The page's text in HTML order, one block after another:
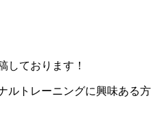
しております！
ルトレーニングに興味ある方